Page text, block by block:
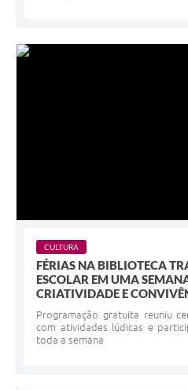
CULTURA
FÉRIAS NA BIBLIOTECA
ESCOLAR EM UMA
CRIATIVIDADE E
Programação gratuita reuniu
com atividades lúdicas e
toda a semana